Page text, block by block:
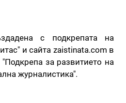
с подкрепата на
и сайта zaistinata.com в
за развитието на
журналистика".